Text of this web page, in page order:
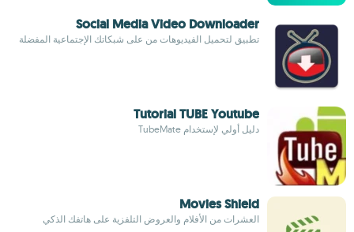
Social Media Video Downloader
تطبيق لتحميل الفيديوهات من على شبكاتك الإجتماعية المفضلة
Tutorial TUBE Youtube
دليل أولي لإستخدام TubeMate
Movies Shield
العشرات من الأفلام والعروض التلفزية على هاتفك الذكي